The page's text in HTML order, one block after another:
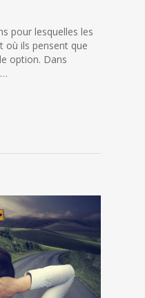
pour lesquelles les
où ils pensent que
option. Dans